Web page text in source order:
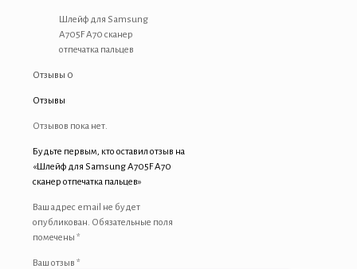
сканер
отпечатка
Шлейф для Samsung
A705F A70 сканер
отпечатка пальцев
Отзывы 0
Отзывы
Отзывов пока нет.
Будьте первым, кто оставил отзыв на
«Шлейф для Samsung A705F A70
сканер отпечатка пальцев»
Ваш адрес email не будет
опубликован. Обязательные поля
помечены *
Ваш отзыв *